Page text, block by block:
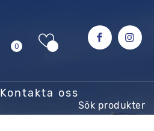
0
Kontakta oss